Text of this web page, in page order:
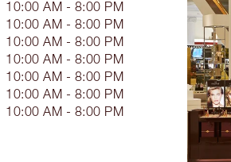
10:00 AM - 8:00 PM
10:00 AM - 8:00 PM
10:00 AM - 8:00 PM
10:00 AM - 8:00 PM
10:00 AM - 8:00 PM
10:00 AM - 8:00 PM
10:00 AM - 8:00 PM